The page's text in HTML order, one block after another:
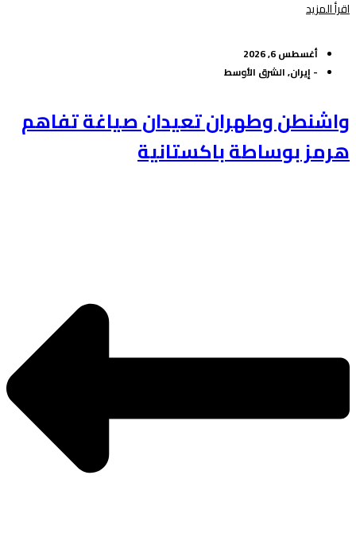
اقرأ المزيد
أغسطس 6, 2026
- إيران,الشرق الأوسط
واشنطن وطهران تعيدان صياغة تفاهم
هرمز بوساطة باكستانية